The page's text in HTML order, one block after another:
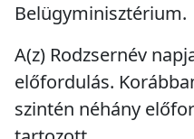
Belügyminisztérium.
A(z) Rodzsernév
előfordulás.
szintén néhány